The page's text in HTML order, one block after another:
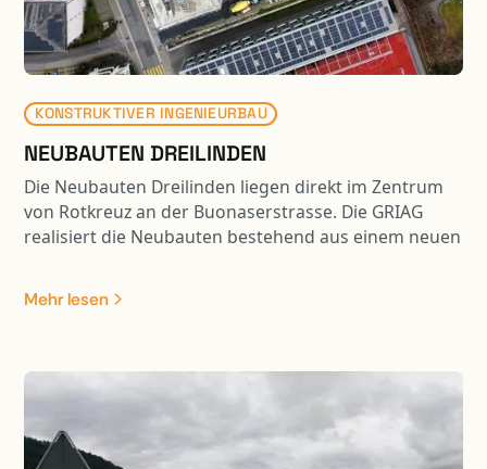
KONSTRUKTIVER INGENIEURBAU
NEUBAUTEN DREILINDEN
Die Neubauten Dreilinden liegen direkt im Zentrum
von Rotkreuz an der Buonaserstrasse. Die GRIAG
realisiert die Neubauten bestehend aus einem neuen
Teilen mit Bohrpfählen ausgeführt und die Baugrube
realisiert.
Mehr lesen